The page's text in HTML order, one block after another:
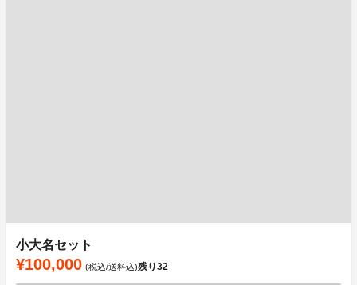
小大名セット
¥100,000 (税込/送料込)残り32